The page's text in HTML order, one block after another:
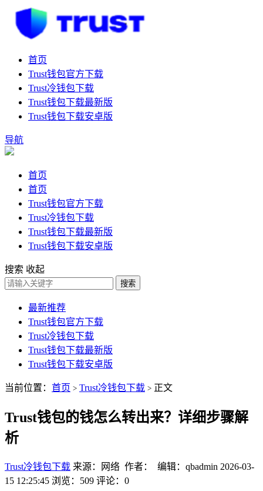
首页
Trust钱包官方下载
Trust冷钱包下载
Trust钱包下载最新版
Trust钱包下载安卓版
导航
首页
首页
Trust钱包官方下载
Trust冷钱包下载
Trust钱包下载最新版
Trust钱包下载安卓版
搜索 收起
搜索
最新推荐
Trust钱包官方下载
Trust冷钱包下载
Trust钱包下载最新版
Trust钱包下载安卓版
当前位置： 首页 > Trust冷钱包下载 > 正文
Trust钱包的钱怎么转出来？详细步骤解
析
Trust冷钱包下载 来源：网络 作者： 编辑：qbadmin 2026-03-
15 12:25:45 浏览：509 评论：0